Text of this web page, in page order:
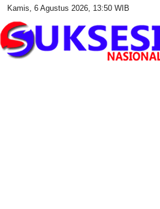
Kamis, 6 Agustus 2026, 13:50 WIB